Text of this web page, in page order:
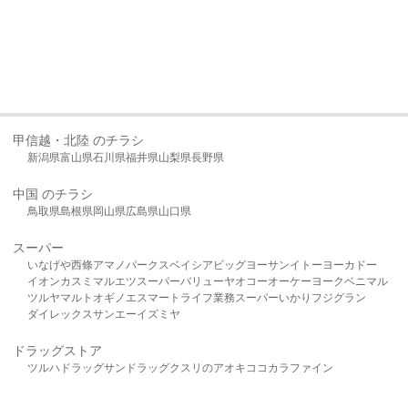
甲信越・北陸 のチラシ
新潟県富山県石川県福井県山梨県長野県
中国 のチラシ
鳥取県島根県岡山県広島県山口県
スーパー
いなげや西條アマノパークスベイシア ビッグヨーサンイトーヨーカドー
イオンカスミ マルエツスーパーバリューヤオコーオーケー ヨークベニマル
ツルヤマルト オギノ エスマート ライフ業務スーパーいかり フジグラン
ダイレックスサンエーイズミヤ
ドラッグストア
ツルハドラッグサンドラッグクスリのアオキ ココカラファイン